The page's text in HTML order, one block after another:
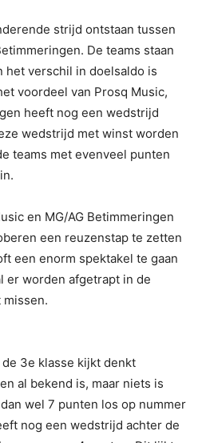
strijd ontstaan tussen
De teams staan
het verschil in doelsaldo is
voordeel van Prosq Music,
heeft nog een wedstrijd
wedstrijd met winst worden
teams met evenveel punten
en MG/AG Betimmeringen
een reuzenstap te zetten
een enorm spektakel te gaan
er worden afgetrapt in de
missen.
3e klasse kijkt denkt
al bekend is, maar niets is
wel 7 punten los op nummer
nog een wedstrijd achter de